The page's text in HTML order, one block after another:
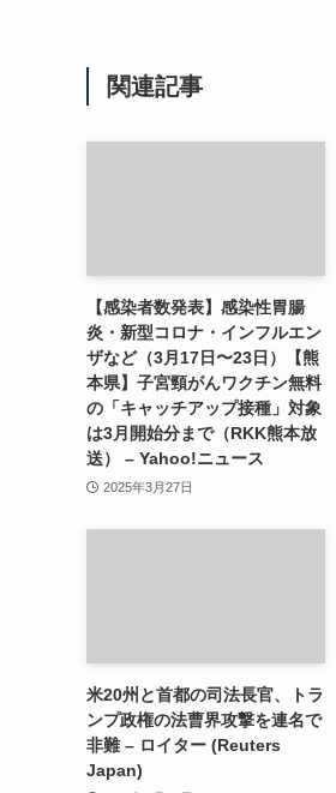
関連記事
【感染者数発表】感染性胃腸
炎・新型コロナ・インフルエン
ザなど（3月17日〜23日）【熊
本県】子宮頸がんワクチン無料
の「キャッチアップ接種」対象
は3月開始分まで（RKK熊本放
送） – Yahoo!ニュース
2025年3月27日
米20州と首都の司法長官、トラ
ンプ政権の法曹界攻撃を連名で
非難 – ロイター (Reuters
Japan)